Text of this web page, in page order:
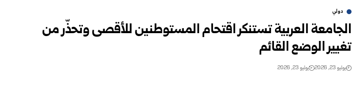
دولي
الجامعة العربية تستنكر اقتحام المستوطنين للأقصى وتحذّر من
تغيير الوضع القائم
يوليو 23, 2026 يوليو 23, 2026